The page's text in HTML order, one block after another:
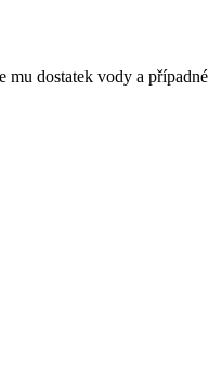
mu dostatek vody a případné